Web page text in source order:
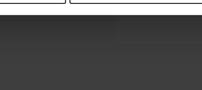
Du måste vara